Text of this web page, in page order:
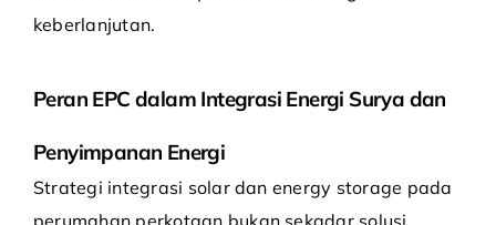
keberlanjutan.
Peran EPC dalam Integrasi Energi Surya dan
Penyimpanan Energi
Strategi integrasi solar dan energy storage pada